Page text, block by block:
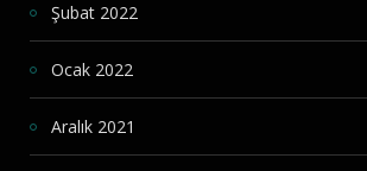
Şubat 2022
Ocak 2022
Aralık 2021